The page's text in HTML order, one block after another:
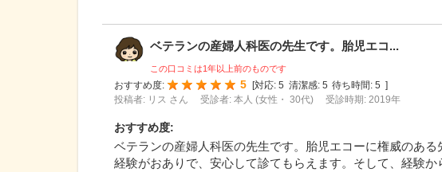
ベテランの産婦人科医の先生です。胎児エコ...
この口コミは1年以上前のものです
おすすめ度:
5 対応: 5 清潔感: 5 待ち時間: 5
投稿者: リス さん
受診者: 本人 (女性・ 30代) 受診時期: 2019年
おすすめ度:
ベテランの産婦人科医の先生です。胎児エコーに権威のあ
経験がおありで、安心して診てもらえます。そして、経験